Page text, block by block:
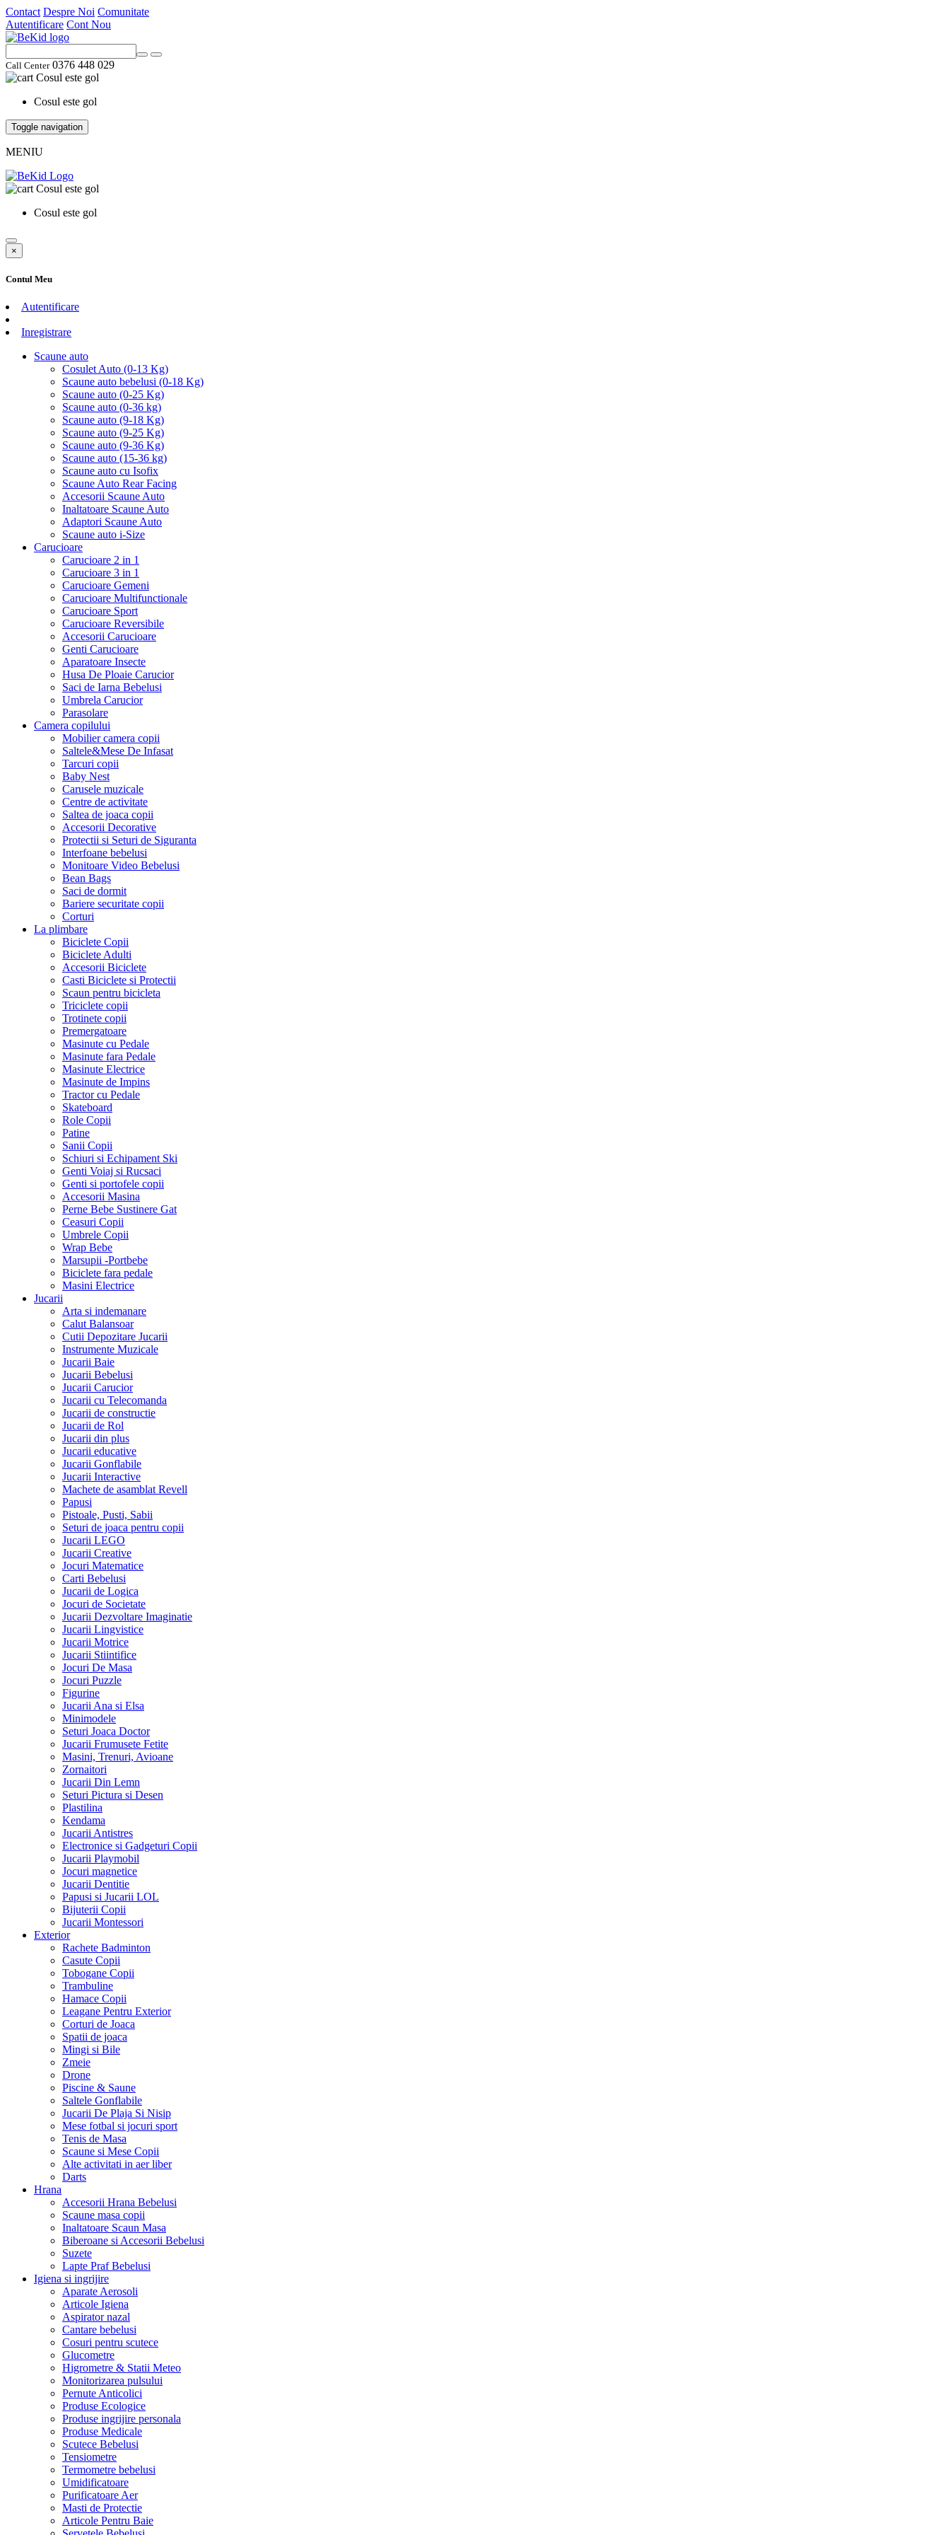
Contact Despre Noi Comunitate
Autentificare Cont Nou
Call Center0376 448 029
Cosul este gol
Cosul este gol
Toggle navigation
MENIU
Cosul este gol
Cosul este gol
×
Contul Meu
Autentificare
Inregistrare
Scaune auto
Cosulet Auto (0-13 Kg)
Scaune auto bebelusi (0-18 Kg)
Scaune auto (0-25 Kg)
Scaune auto (0-36 kg)
Scaune auto (9-18 Kg)
Scaune auto (9-25 Kg)
Scaune auto (9-36 Kg)
Scaune auto (15-36 kg)
Scaune auto cu Isofix
Scaune Auto Rear Facing
Accesorii Scaune Auto
Inaltatoare Scaune Auto
Adaptori Scaune Auto
Scaune auto i-Size
Carucioare
Carucioare 2 in 1
Carucioare 3 in 1
Carucioare Gemeni
Carucioare Multifunctionale
Carucioare Sport
Carucioare Reversibile
Accesorii Carucioare
Genti Carucioare
Aparatoare Insecte
Husa De Ploaie Carucior
Saci de Iarna Bebelusi
Umbrela Carucior
Parasolare
Camera copilului
Mobilier camera copii
Saltele&Mese De Infasat
Tarcuri copii
Baby Nest
Carusele muzicale
Centre de activitate
Saltea de joaca copii
Accesorii Decorative
Protectii si Seturi de Siguranta
Interfoane bebelusi
Monitoare Video Bebelusi
Bean Bags
Saci de dormit
Bariere securitate copii
Corturi
La plimbare
Biciclete Copii
Biciclete Adulti
Accesorii Biciclete
Casti Biciclete si Protectii
Scaun pentru bicicleta
Triciclete copii
Trotinete copii
Premergatoare
Masinute cu Pedale
Masinute fara Pedale
Masinute Electrice
Masinute de Impins
Tractor cu Pedale
Skateboard
Role Copii
Patine
Sanii Copii
Schiuri si Echipament Ski
Genti Voiaj si Rucsaci
Genti si portofele copii
Accesorii Masina
Perne Bebe Sustinere Gat
Ceasuri Copii
Umbrele Copii
Wrap Bebe
Marsupii -Portbebe
Biciclete fara pedale
Masini Electrice
Jucarii
Arta si indemanare
Calut Balansoar
Cutii Depozitare Jucarii
Instrumente Muzicale
Jucarii Baie
Jucarii Bebelusi
Jucarii Carucior
Jucarii cu Telecomanda
Jucarii de constructie
Jucarii de Rol
Jucarii din plus
Jucarii educative
Jucarii Gonflabile
Jucarii Interactive
Machete de asamblat Revell
Papusi
Pistoale, Pusti, Sabii
Seturi de joaca pentru copii
Jucarii LEGO
Jucarii Creative
Jocuri Matematice
Carti Bebelusi
Jucarii de Logica
Jocuri de Societate
Jucarii Dezvoltare Imaginatie
Jucarii Lingvistice
Jucarii Motrice
Jucarii Stiintifice
Jocuri De Masa
Jocuri Puzzle
Figurine
Jucarii Ana si Elsa
Minimodele
Seturi Joaca Doctor
Jucarii Frumusete Fetite
Masini, Trenuri, Avioane
Zornaitori
Jucarii Din Lemn
Seturi Pictura si Desen
Plastilina
Kendama
Jucarii Antistres
Electronice si Gadgeturi Copii
Jucarii Playmobil
Jocuri magnetice
Jucarii Dentitie
Papusi si Jucarii LOL
Bijuterii Copii
Jucarii Montessori
Exterior
Rachete Badminton
Casute Copii
Tobogane Copii
Trambuline
Hamace Copii
Leagane Pentru Exterior
Corturi de Joaca
Spatii de joaca
Mingi si Bile
Zmeie
Drone
Piscine & Saune
Saltele Gonflabile
Jucarii De Plaja Si Nisip
Mese fotbal si jocuri sport
Tenis de Masa
Scaune si Mese Copii
Alte activitati in aer liber
Darts
Hrana
Accesorii Hrana Bebelusi
Scaune masa copii
Inaltatoare Scaun Masa
Biberoane si Accesorii Bebelusi
Suzete
Lapte Praf Bebelusi
Igiena si ingrijire
Aparate Aerosoli
Articole Igiena
Aspirator nazal
Cantare bebelusi
Cosuri pentru scutece
Glucometre
Higrometre & Statii Meteo
Monitorizarea pulsului
Pernute Anticolici
Produse Ecologice
Produse ingrijire personala
Produse Medicale
Scutece Bebelusi
Tensiometre
Termometre bebelusi
Umidificatoare
Purificatoare Aer
Masti de Protectie
Articole Pentru Baie